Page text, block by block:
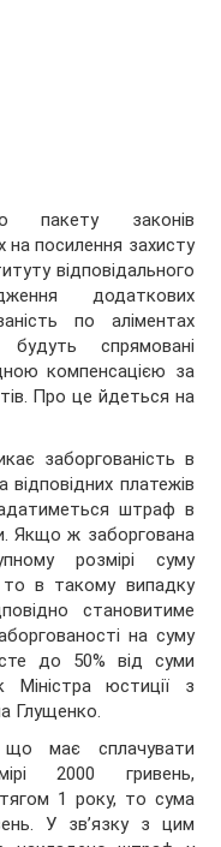
пакету законів
на посилення захисту
відповідального
додаткових
по аліментах
спрямовані
компенсацією за
Про це йдеться на
заборгованість в
відповідних платежів
штраф в
Якщо ж заборгована
розмірі суму
то в такому випадку
становитиме
на суму
до 50% від суми
Міністра юстиції з
Глущенко.
має сплачувати
2000 гривень,
1 року, то сума
У зв’язку з цим